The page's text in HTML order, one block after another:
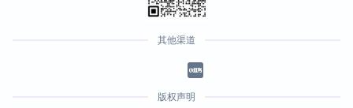
其他渠道
版权声明